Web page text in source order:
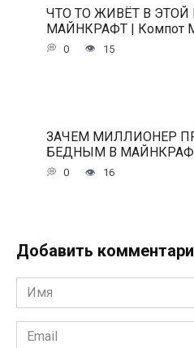
ЧТО ТО ЖИВЁТ В ЭТОЙ
МАЙНКРАФТ | Компот
0 15
ЗАЧЕМ МИЛЛИОНЕР
БЕДНЫМ В МАЙНКРАФТ
0 16
Добавить
Имя
*
Email